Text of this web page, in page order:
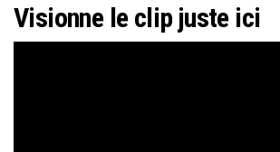
Visionne le clip juste ici